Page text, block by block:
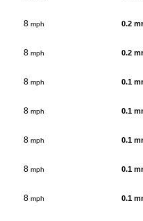
8 mph 0.2
8 mph 0.2
8 mph 0.1
8 mph 0.1
8 mph 0.1
8 mph 0.1
8 mph 0.1